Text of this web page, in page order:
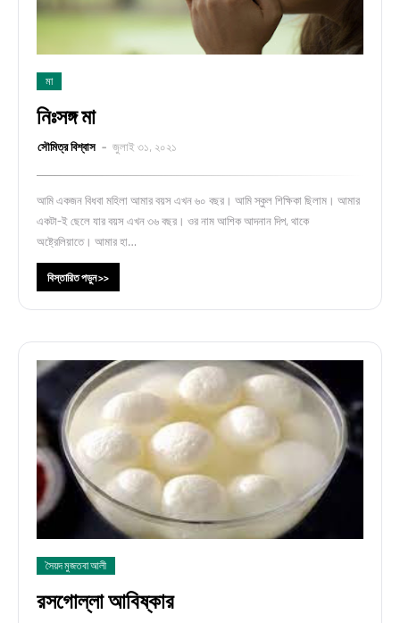
মা
নিঃসঙ্গ মা
সৌমিত্র বিশ্বাস জুলাই ৩১, ২০২১
আমি একজন বিধবা মহিলা আমার বয়স এখন ৬০ বছর। আমি স্কুল শিক্ষিকা ছিলাম। আমার
একটা-ই ছেলে যার বয়স এখন ৩৬ বছর। ওর নাম আশিক আদনান দিপ, থাকে
অষ্ট্রেলিয়াতে। আমার হা…
বিস্তারিত পড়ুন >>
সৈয়দ মুজতবা আলী
রসগোল্লা আবিষ্কার